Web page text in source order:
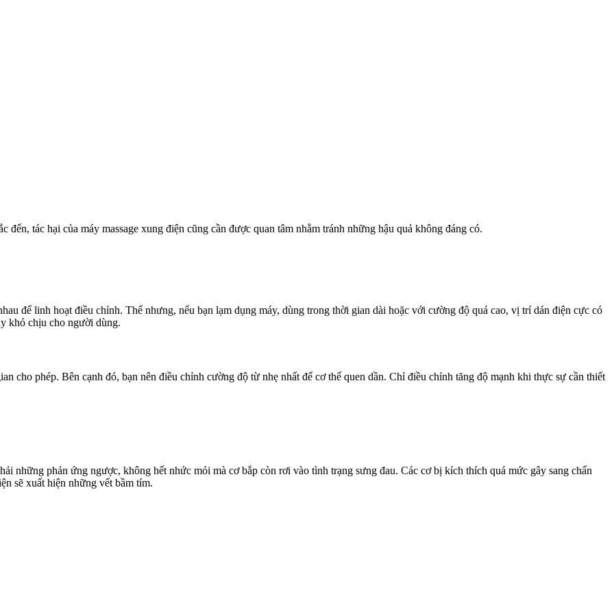
tác hại của máy massage xung điện cũng cần được quan tâm nhằm tránh những hậu quả không đáng có.
để linh hoạt điều chỉnh. Thế nhưng, nếu bạn lạm dụng máy, dùng trong thời gian dài hoặc với cường độ quá cao, vị trí dán điện cực có
khó chịu cho người dùng.
cho phép. Bên cạnh đó, bạn nên điều chỉnh cường độ từ nhẹ nhất để cơ thể quen dần. Chỉ điều chỉnh tăng độ mạnh khi thực sự cần thiết
những phản ứng ngược, không hết nhức mỏi mà cơ bắp còn rơi vào tình trạng sưng đau. Các cơ bị kích thích quá mức gây sang chấn
sẽ xuất hiện những vết bầm tím.